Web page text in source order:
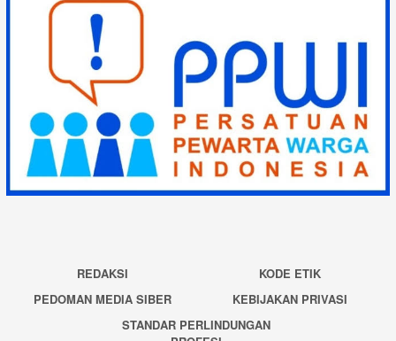
REDAKSI
KODE ETIK
PEDOMAN MEDIA SIBER
KEBIJAKAN PRIVASI
STANDAR PERLINDUNGAN